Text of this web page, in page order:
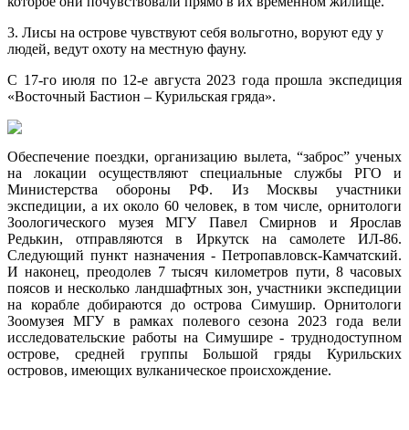
3. Лисы на острове чувствуют себя вольготно, воруют еду у
людей, ведут охоту на местную фауну.
С 17-го июля по 12-е августа 2023 года прошла экспедиция
«Восточный Бастион – Курильская гряда».
Обеспечение поездки, организацию вылета, “заброс” ученых
на локации осуществляют специальные службы РГО и
Министерства обороны РФ. Из Москвы участники
экспедиции, а их около 60 человек, в том числе, орнитологи
Зоологического музея МГУ Павел Смирнов и Ярослав
Редькин, отправляются в Иркутск на самолете ИЛ-86.
Следующий пункт назначения - Петропавловск-Камчатский.
И наконец, преодолев 7 тысяч километров пути, 8 часовых
поясов и несколько ландшафтных зон, участники экспедиции
на корабле добираются до острова Симушир. Орнитологи
Зоомузея МГУ в рамках полевого сезона 2023 года вели
исследовательские работы на Симушире - труднодоступном
острове, средней группы Большой гряды Курильских
островов, имеющих вулканическое происхождение.